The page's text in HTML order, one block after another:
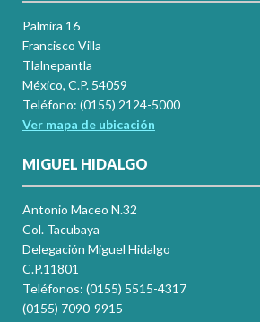
Palmira 16
Francisco Villa
Tlalnepantla
México, C.P. 54059
Teléfono: (0155) 2124-5000
Ver mapa de ubicación
MIGUEL HIDALGO
Antonio Maceo N.32
Col. Tacubaya
Delegación Miguel Hidalgo
C.P.11801
Teléfonos: (0155) 5515-4317
(0155) 7090-9915